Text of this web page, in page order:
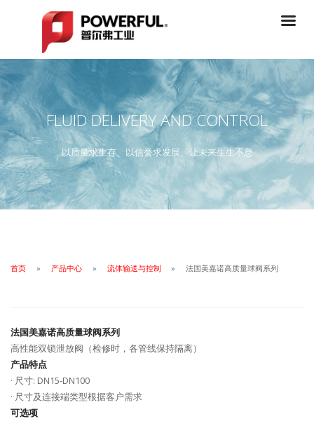
FLUID DELIVERY AND CONTROL
以质量求生存、以信誉求发展、让未来生生不息
首页 产品中心 流体输送与控制 法国美嘉诺高质量球阀系列
法国美嘉诺高质量球阀系列
高性能双锁泄放阀（检修时，各管线保持隔离）
产品特点
· 尺寸: DN15-DN100
· 尺寸及连接端类型根据客户需求
可选项